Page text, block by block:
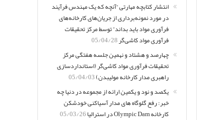
انتشار کتابچه مهارتی “آنچه که یک مهندس فرآیند
در مورد نمونه‌برداری از جریان‌های کارخانه‌های
فرآوری مواد باید بداند” توسط مرکز تحقیقات
فرآوری مواد کاشی‌گر05/04/28
چهارصد و هشتاد و نهمین جلسه هفتگی مرکز
تحقیقات فرآوری مواد کاشی‌گر (استانداردسازی
راهبری مدار کارخانه مولیبدن)05/04/03
یکصد و نود و یکمین ارائه از مجموعه در دنیا چه
خبر: رفع گلوگاه های مدار آسیاکنی خودشکن
کارخانه Olympic Dam در استرالیا
05/03/26